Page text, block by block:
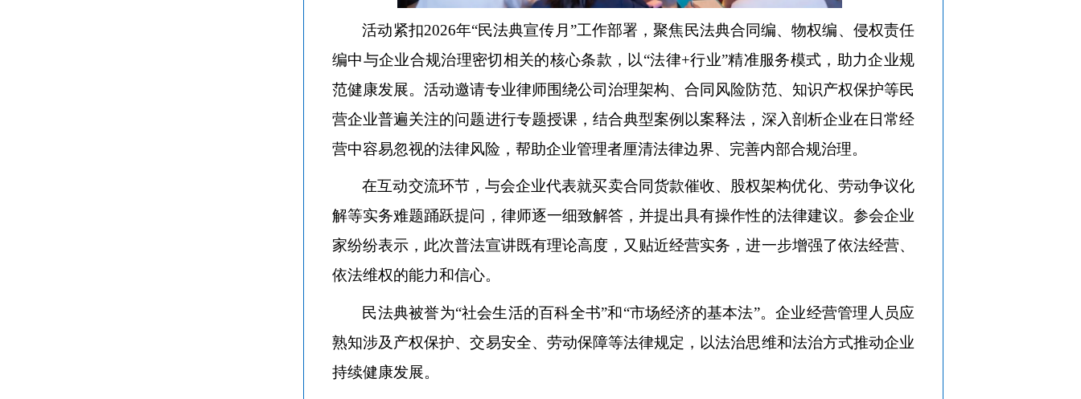
活动紧扣2026年“民法典宣传月”工作部署，聚焦民法典合同编、物权编、侵权责任
编中与企业合规治理密切相关的核心条款，以“法律+行业”精准服务模式，助力企业规
范健康发展。活动邀请专业律师围绕公司治理架构、合同风险防范、知识产权保护等民
营企业普遍关注的问题进行专题授课，结合典型案例以案释法，深入剖析企业在日常经
营中容易忽视的法律风险，帮助企业管理者厘清法律边界、完善内部合规治理。
在互动交流环节，与会企业代表就买卖合同货款催收、股权架构优化、劳动争议化
解等实务难题踊跃提问，律师逐一细致解答，并提出具有操作性的法律建议。参会企业
家纷纷表示，此次普法宣讲既有理论高度，又贴近经营实务，进一步增强了依法经营、
依法维权的能力和信心。
民法典被誉为“社会生活的百科全书”和“市场经济的基本法”。企业经营管理人员应
熟知涉及产权保护、交易安全、劳动保障等法律规定，以法治思维和法治方式推动企业
持续健康发展。